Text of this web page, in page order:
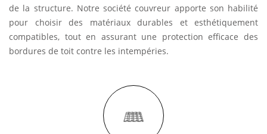
de la structure. Notre société couvreur apporte son habilité
pour choisir des matériaux durables et esthétiquement
compatibles, tout en assurant une protection efficace des
bordures de toit contre les intempéries.